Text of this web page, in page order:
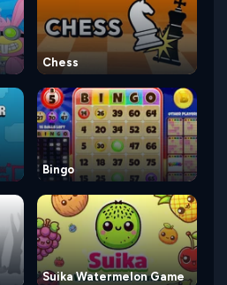
Chess
Bingo
Suika Watermelon Game